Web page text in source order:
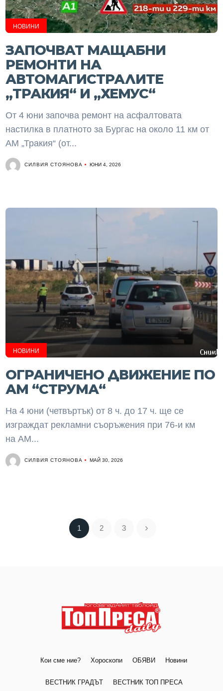
НОВИНИ
ЗАПОЧВАТ МАЩАБНИ
РЕМОНТИ НА
АВТОМАГИСТРАЛИТЕ
„ТРАКИЯ“ И „ХЕМУС“
От 4 юни започва ремонт на асфалтовата
настилка в платното за Бургас на около 11 км от
АМ „Тракия“ (от...
СИЛВИЯ СТОЯНОВА ЮНИ 4, 2026
НОВИНИ
ОГРАНИЧЕНО ДВИЖЕНИЕ ПО
АМ “СТРУМА“
На 4 юни (четвъртък) от 8 ч. до 17 ч. ще се
изграждат рекламни съоръжения при 76-и км
на АМ...
СИЛВИЯ СТОЯНОВА МАЙ 30, 2026
1 2 3
Кои сме ние? Хороскопи ОБЯВИ Новини
ВЕСТНИК ГРАДЪТ ВЕСТНИК ТОП ПРЕСА